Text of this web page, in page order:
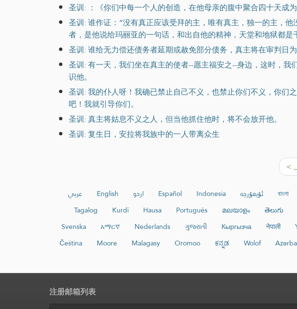
圣训: ：《你们中每一个人的创造，在他母亲的腹中聚合四十天成
圣训: 谁作证：“没有真正应该受拜的主，唯有真主，独一的主，
者，是他说给玛丽亚的一句话，和出自他的精神，天堂和地狱都
圣训: 谁给无力偿还债务者延期或赦免部分债务，真主将在审判日
圣训: 有一天，我们坐在真主的使者--愿主福安之--身边，这时，
识他。
圣训: 我的仆人呀！我确已禁止自己不义，也禁止你们不义，你
吧！我就引导你们。
圣训: 真主将姑息不义之人，但当他抓住他时，将不会放开他。
圣训: 复生日，安拉将我族中的一人带离众生
<
عربي English اردو Español Indonesia ئۇيغۇرچە বাংলা
Tagalog
Kurdî Hausa Português മലയാളം తెలుగు
Svenska
አማርኛ Nederlands ગુજરાતી Кыргызча नेपाली
Čeština
Moore Malagasy Oromoo ಕನ್ನಡ Wolof
注册邮箱列表